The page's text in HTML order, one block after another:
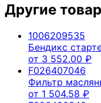
Другие
1006209535
Бендикс
от 3 552.00 ₽
F026407046
Фильтр
от 1 504.58 ₽